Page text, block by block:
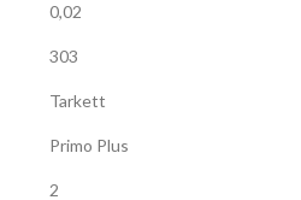
0,02
303
Tarkett
Primo Plus
2